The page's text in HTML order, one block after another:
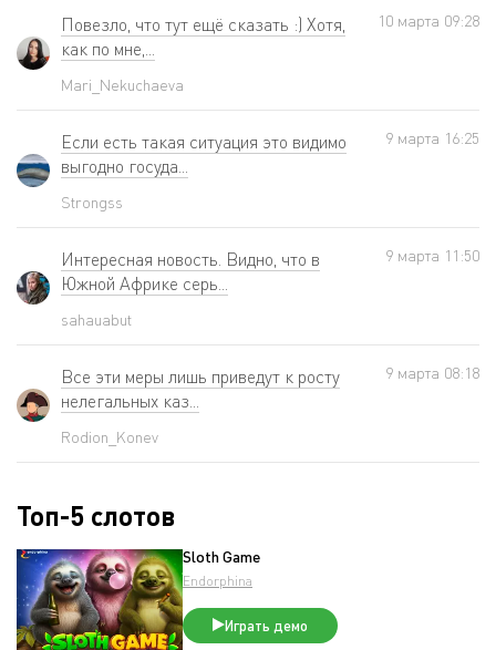
Повезло, что тут ещё сказать :) Хотя,
как по мне,...
Mari_Nekuchaeva
10 мартa 09:28
Если есть такая ситуация это видимо
выгодно госуда...
Strongss
9 мартa 16:25
Интересная новость. Видно, что в
Южной Африке серь...
sahauabut
9 мартa 11:50
Все эти меры лишь приведут к росту
нелегальных каз...
Rodion_Konev
9 мартa 08:18
Топ-5 слотов
Sloth Game
Endorphina
Играть демо